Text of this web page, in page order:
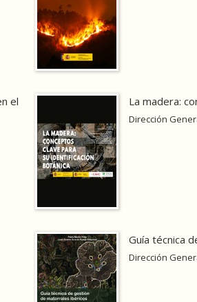
el
La madera:
Dirección
Guía técnica
Dirección